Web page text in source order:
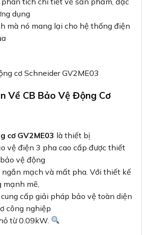
dụng
mà nó mang lại cho hệ thống điện
Về CB Bảo Vệ Động Cơ
cơ GV2ME03 là thiết bị
vệ điện 3 pha cao cấp được thiết
vệ động
ngắn mạch và mất pha. Với thiết kế
mẽ,
cấp giải pháp bảo vệ toàn diện
công nghiệp
từ 0.09kW.